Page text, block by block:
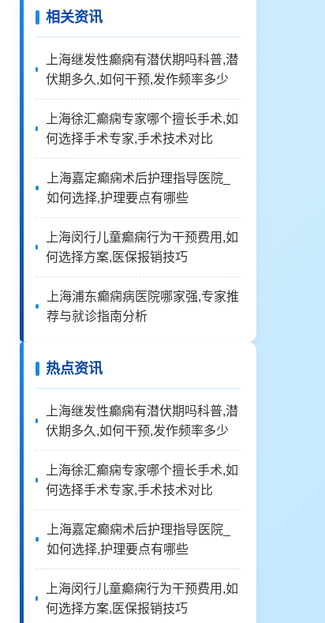
相关资讯
上海继发性癫痫有潜伏期吗科普,潜
伏期多久,如何干预,发作频率多少
上海徐汇癫痫专家哪个擅长手术,如
何选择手术专家,手术技术对比
上海嘉定癫痫术后护理指导医院_
如何选择,护理要点有哪些
上海闵行儿童癫痫行为干预费用,如
何选择方案,医保报销技巧
上海浦东癫痫病医院哪家强,专家推
荐与就诊指南分析
热点资讯
上海继发性癫痫有潜伏期吗科普,潜
伏期多久,如何干预,发作频率多少
上海徐汇癫痫专家哪个擅长手术,如
何选择手术专家,手术技术对比
上海嘉定癫痫术后护理指导医院_
如何选择,护理要点有哪些
上海闵行儿童癫痫行为干预费用,如
何选择方案,医保报销技巧